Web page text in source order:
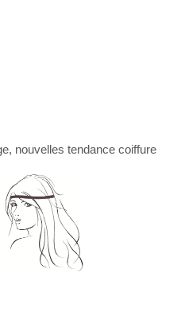
, nouvelles tendance coiffure